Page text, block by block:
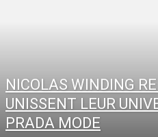
NICOLAS WINDING
UNISSENT LEUR
PRADA MODE